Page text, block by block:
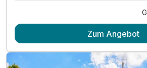
2 x reichhaltiges Frühstück vom Buffet
inkl. offene Getränke (Bier, Wein,
Zum Angebot